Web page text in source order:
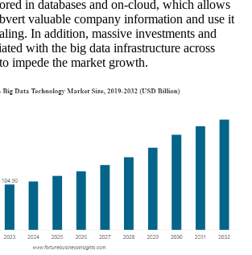
in databases and on-cloud, which allows
valuable company information and use it
In addition, massive investments and
with the big data infrastructure across
impede the market growth.